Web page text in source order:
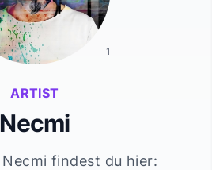
ARTIST
Necmi
Necmi findest du hier:
1